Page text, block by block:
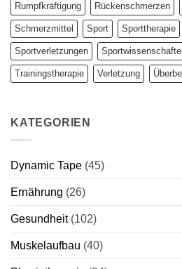
Rumpfkräftigung Rückenschmerzen
Schmerzmittel Sport Sporttherapie
Sportverletzungen
Trainingstherapie Verletzung
KATEGORIEN
Dynamic Tape (45)
Ernährung (26)
Gesundheit(102)
Muskelaufbau (40)